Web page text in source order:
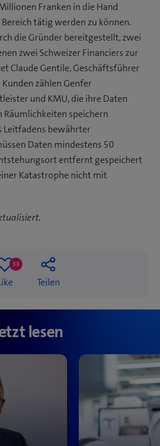
Franken in die Hand
tätig werden zu können.
die Gründer bereitgestellt, zwei
zwei Schweizer Financiers zur
Claude Gentile, Geschäftsführer
zählen Genfer
und KMU, die ihre Daten
Räumlichkeiten speichern
Leitfadens bewährter
Daten mindestens 50
entfernt gespeichert
Katastrophe nicht mit
33
33
Teilen
lesen